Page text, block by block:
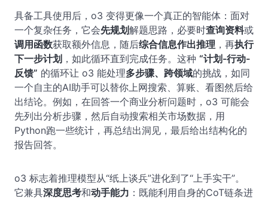
具备工具使用后，o3 变得更像一个真正的智能体：面对
一个复杂任务，它会先规划解题思路，必要时查询资料或
调用函数获取额外信息，随后综合信息作出推理 ，再执行
下一步计划 ，如此循环直到完成任务。这种 “计划-行动-
反馈” 的循环让 o3 能处理多步骤、跨领域的挑战，如同
一个自主的AI助手可以替你上网搜索、算账、看图然后给
出结论。例如，在回答一个商业分析问题时，o3 可能会
先列出分析步骤，然后自动搜索相关市场数据，用
Python跑一些统计，再总结出洞见，最后给出结构化的
报告回答。
o3 标志着推理模型从“纸上谈兵”进化到了“上手实干”。
它兼具深度思考和动手能力 ：既能利用自身的CoT链条进